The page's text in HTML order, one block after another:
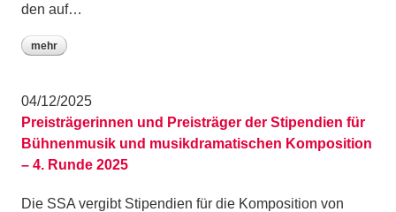
den auf…
mehr
04/12/2025
Preisträgerinnen und Preisträger der Stipendien für
Bühnenmusik und musikdramatischen Komposition
– 4. Runde 2025
Die SSA vergibt Stipendien für die Komposition von